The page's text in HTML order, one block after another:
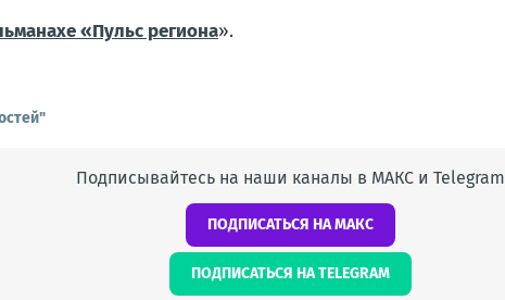
«Пульс региона».
Подписывайтесь на наши каналы в МАКС и Telegram
ПОДПИСАТЬСЯ НА МАКС
ПОДПИСАТЬСЯ НА TELEGRAM